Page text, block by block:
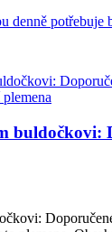
denně potřebuje
plemena
buldočkovi: